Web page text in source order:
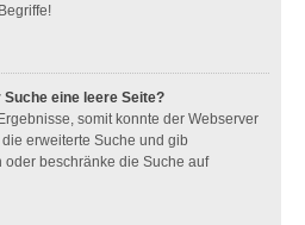
eine leere Seite?
somit konnte der Webserver
erweiterte Suche und gib
beschränke die Suche auf